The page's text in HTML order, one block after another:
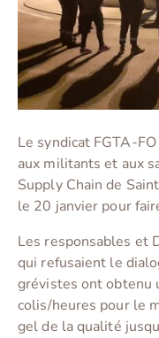
Le syndicat FGTA-
aux militants et aux
Supply Chain de
le 20 janvier pour
Les responsables et
qui refusaient le
grévistes ont obtenu
colis/heures pour le
gel de la qualité